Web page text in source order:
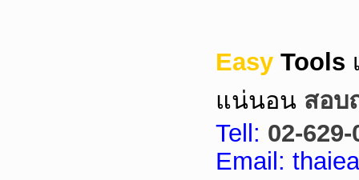
Easy Tools
แน่นอน สอบ
Tell: 02-629-
Email: